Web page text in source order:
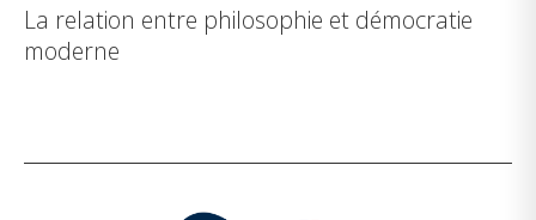
La relation entre philosophie et démocratie
moderne